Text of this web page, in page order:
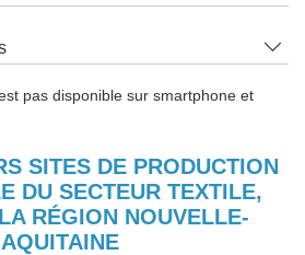
pas disponible sur smartphone et
SITES DE PRODUCTION
DU SECTEUR TEXTILE,
RÉGION NOUVELLE-
AQUITAINE